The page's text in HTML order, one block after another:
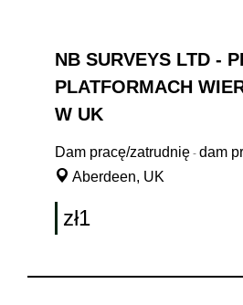
NB SURVEYS LTD -
PLATFORMACH
W UK
Dam pracę/zatrudnię - dam
Aberdeen, UK
zł1